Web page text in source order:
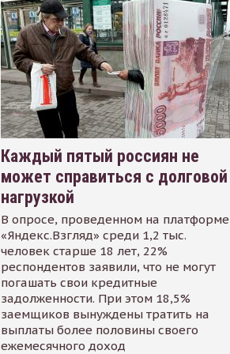
Каждый пятый россиян не
может справиться с долговой
нагрузкой
В опросе, проведенном на платформе
«Яндекс.Взгляд» среди 1,2 тыс.
человек старше 18 лет, 22%
респондентов заявили, что не могут
погашать свои кредитные
задолженности. При этом 18,5%
заемщиков вынуждены тратить на
выплаты более половины своего
ежемесячного доход